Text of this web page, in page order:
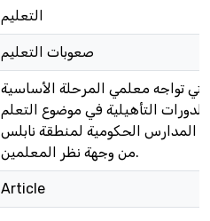
التعليم
صعوبات التعليم
تواجه معلمي المرحلة الأساسية
الدورات التأهيلية في موضوع التعلم
المدارس الحكومية لمنطقة نابلس
من وجهة نظر المعلمين.
Article